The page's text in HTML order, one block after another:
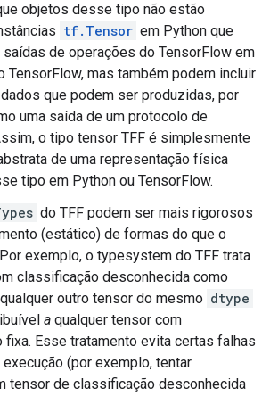
objetos desse tipo não estão
tf.Tensor em Python que
de operações do TensorFlow em
TensorFlow, mas também podem incluir
que podem ser produzidas, por
uma saída de um protocolo de
o tipo tensor TFF é simplesmente
de uma representação física
tipo em Python ou TensorFlow.
do TFF podem ser mais rigorosos
(estático) de formas do que o
exemplo, o typesystem do TFF trata
classificação desconhecida como
qualquer outro tensor do mesmo dtype
a qualquer tensor com
fixa. Esse tratamento evita certas falhas
(por exemplo, tentar
tensor de classificação desconhecida